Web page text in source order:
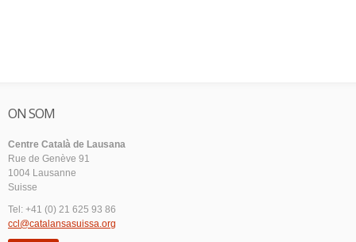
ON SOM
Centre Català de Lausana
Rue de Genève 91
1004 Lausanne
Suisse
Tel: +41 (0) 21 625 93 86
ccl@catalansasuissa.org